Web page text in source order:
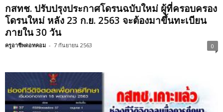
กสทช. ปรับปรุงประกาศโดรนฉบับใหม่ ผู้ที่ครอบครอง
โดรนใหม่ หลัง 23 ก.ย. 2563 จะต้องมาขึ้นทะเบียน
ภายใน 30 วัน
ครูอาชีพดอทคอม - 7 กันยายน 2563 0